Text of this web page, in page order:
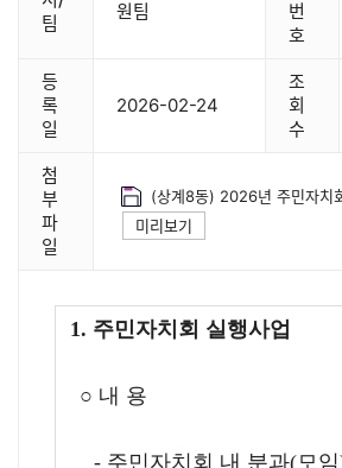
팀
원팀
번
호
등
록
일
2026-02-24
조
회
수
첨
부
파
일
(상계8동) 2026년 주민자치
미리보기
1. 주민자치회 실행사업
○ 내 용
- 주민자치회 내 분과(모임